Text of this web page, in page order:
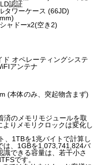
認証
タワーケース (66JD)
ャドーx2(空き2)
オペレーティングシステ
アンテナ
(本体のみ、突起物含まず)
のメモリモジュールを取
りメモリクロックは変化し
1TBを1兆バイトで計算し
は、1GBを1,073,741,824バ
できる容量は、若干小さ
です。